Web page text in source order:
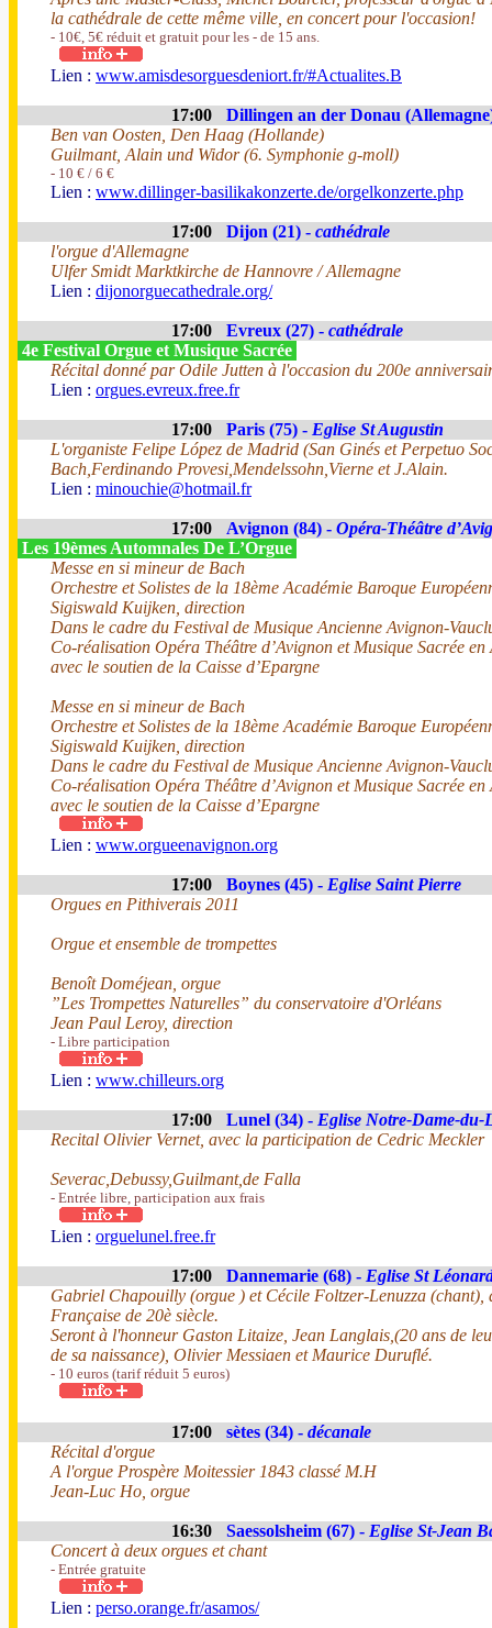
la cathédrale de cette même ville, en concert pour l'occasion!
- 10€, 5€ réduit et gratuit pour les - de 15 ans.
Lien : www.amisdesorguesdeniort.fr/#Actualites.B
17:00
Dillingen an der Donau
Ben van Oosten, Den Haag (Hollande)
Guilmant, Alain und Widor (6. Symphonie g-moll)
- 10 € / 6 €
Lien : www.dillinger-basilikakonzerte.de/orgelkonzerte.php
17:00 Dijon (21) - cathédrale
l'orgue d'Allemagne
Ulfer Smidt Marktkirche de Hannovre / Allemagne
Lien : dijonorguecathedrale.org/
17:00 Evreux (27) - cathédrale
4e Festival Orgue et Musique Sacrée
Récital donné par Odile Jutten à l'occasion du 200e
Lien : orgues.evreux.free.fr
17:00 Paris (75) - Eglise St Augustin
L'organiste Felipe López de Madrid (San Ginés et Perpetuo
Bach,Ferdinando Provesi,Mendelssohn,Vierne et J.Alain.
Lien : minouchie@hotmail.fr
17:00 Avignon (84) - Opéra-Théâtre
Les 19èmes Automnales De L’Orgue
Messe en si mineur de Bach
Orchestre et Solistes de la 18ème Académie Baroque
Sigiswald Kuijken, direction
Dans le cadre du Festival de Musique Ancienne Avignon-
Co-réalisation Opéra Théâtre d’Avignon et Musique Sacrée en
avec le soutien de la Caisse d’Epargne
Messe en si mineur de Bach
Orchestre et Solistes de la 18ème Académie Baroque
Sigiswald Kuijken, direction
Dans le cadre du Festival de Musique Ancienne Avignon-
Co-réalisation Opéra Théâtre d’Avignon et Musique Sacrée en
avec le soutien de la Caisse d’Epargne
Lien : www.orgueenavignon.org
17:00 Boynes (45) - Eglise Saint Pierre
Orgues en Pithiverais 2011
Orgue et ensemble de trompettes
Benoît Doméjean, orgue
”Les Trompettes Naturelles” du conservatoire d'Orléans
Jean Paul Leroy, direction
- Libre participation
Lien : www.chilleurs.org
17:00 Lunel (34) - Eglise Notre-Dame-du-
Recital Olivier Vernet, avec la participation de Cedric Meckler
Severac,Debussy,Guilmant,de Falla
- Entrée libre, participation aux frais
Lien : orguelunel.free.fr
17:00 Dannemarie (68) - Eglise St
Gabriel Chapouilly (orgue ) et Cécile Foltzer-Lenuzza (chant),
Française de 20è siècle.
Seront à l'honneur Gaston Litaize, Jean Langlais,(20 ans de
de sa naissance), Olivier Messiaen et Maurice Duruflé.
- 10 euros (tarif réduit 5 euros)
17:00 sètes (34) - décanale
Récital d'orgue
A l'orgue Prospère Moitessier 1843 classé M.H
Jean-Luc Ho, orgue
16:30 Saessolsheim (67) - Eglise St-Jean
Concert à deux orgues et chant
- Entrée gratuite
Lien : perso.orange.fr/asamos/